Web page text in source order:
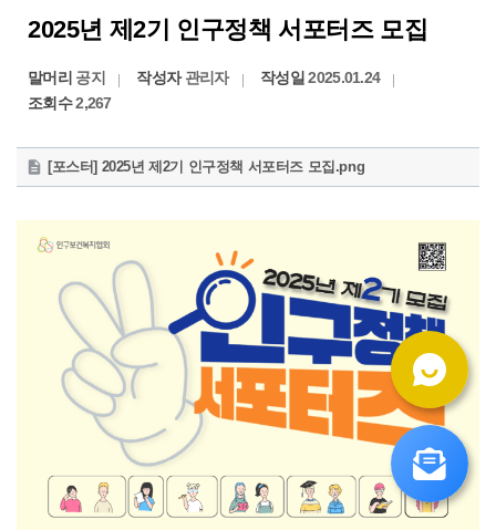
2025년 제2기 인구정책 서포터즈 모집
말머리 공지 작성자관리자 작성일 2025.01.24
조회수2,267
첨
부
일
[포스터] 2025년 제2기 인구정책 서포터즈 모집.png